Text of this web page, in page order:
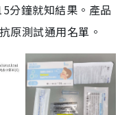
分鐘就知結果。產品
原測試通用名單。